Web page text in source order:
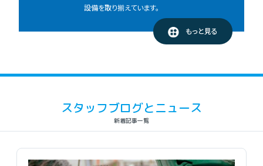
設備を取り揃えています。
もっと見る
スタッフブログとニュース
新着記事一覧